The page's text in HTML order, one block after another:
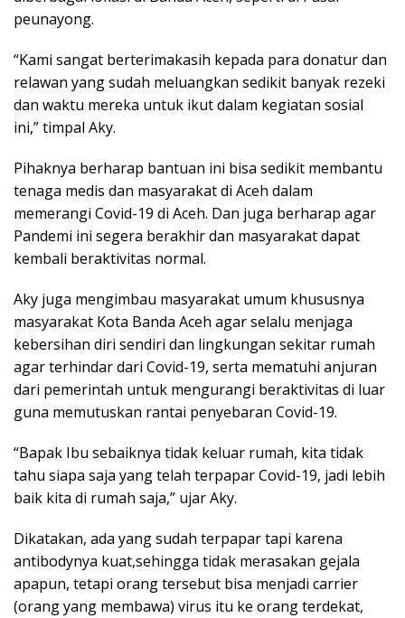
peunayong.
“Kami sangat berterimakasih kepada para donatur dan
relawan yang sudah meluangkan sedikit banyak rezeki
dan waktu mereka untuk ikut dalam kegiatan sosial
ini,” timpal Aky.
Pihaknya berharap bantuan ini bisa sedikit membantu
tenaga medis dan masyarakat di Aceh dalam
memerangi Covid-19 di Aceh. Dan juga berharap agar
Pandemi ini segera berakhir dan masyarakat dapat
kembali beraktivitas normal.
Aky juga mengimbau masyarakat umum khususnya
masyarakat Kota Banda Aceh agar selalu menjaga
kebersihan diri sendiri dan lingkungan sekitar rumah
agar terhindar dari Covid-19, serta mematuhi anjuran
dari pemerintah untuk mengurangi beraktivitas di luar
guna memutuskan rantai penyebaran Covid-19.
“Bapak Ibu sebaiknya tidak keluar rumah, kita tidak
tahu siapa saja yang telah terpapar Covid-19, jadi lebih
baik kita di rumah saja,” ujar Aky.
Dikatakan, ada yang sudah terpapar tapi karena
antibodynya kuat,sehingga tidak merasakan gejala
apapun, tetapi orang tersebut bisa menjadi carrier
(orang yang membawa) virus itu ke orang terdekat,